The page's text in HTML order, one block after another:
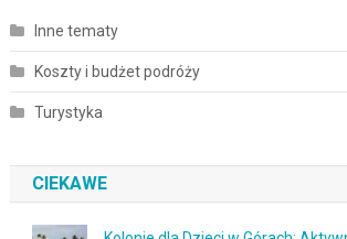
Inne tematy
Koszty i budżet podróży
Turystyka
CIEKAWE